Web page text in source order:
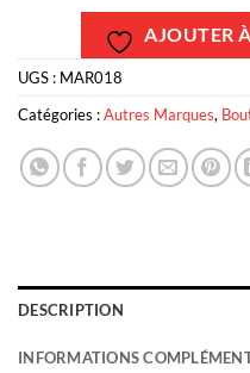
AJOUTER
UGS : MAR018
Catégories :Autres Marques,
DESCRIPTION
INFORMATIONS